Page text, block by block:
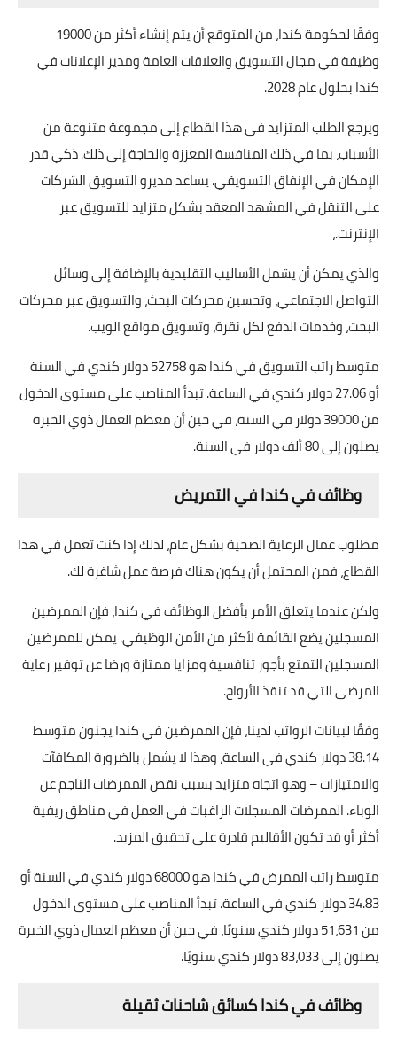
وفقًا لحكومة كندا، من المتوقع أن يتم إنشاء أكثر من 19000
وظيفة في مجال التسويق والعلاقات العامة ومدير الإعلانات في
كندا بحلول عام 2028.
ويرجع الطلب المتزايد في هذا القطاع إلى مجموعة متنوعة من
الأسباب، بما في ذلك المنافسة المعززة والحاجة إلى ذلك. ذكي قدر
الإمكان في الإنفاق التسويقي. يساعد مديرو التسويق الشركات
على التنقل في المشهد المعقد بشكل متزايد للتسويق عبر
الإنترنت.،
والذي يمكن أن يشمل الأساليب التقليدية بالإضافة إلى وسائل
التواصل الاجتماعي، وتحسين محركات البحث، والتسويق عبر محركات
البحث، وخدمات الدفع لكل نقرة، وتسويق مواقع الويب.
متوسط راتب التسويق في كندا هو 52758 دولار كندي في السنة
أو 27.06 دولار كندي في الساعة. تبدأ المناصب على مستوى الدخول
من 39000 دولار في السنة، في حين أن معظم العمال ذوي الخبرة
يصلون إلى 80 ألف دولار في السنة.
وظائف في كندا في التمريض
مطلوب عمال الرعاية الصحية بشكل عام، لذلك إذا كنت تعمل في هذا
القطاع، فمن المحتمل أن يكون هناك فرصة عمل شاغرة لك.
ولكن عندما يتعلق الأمر بأفضل الوظائف في كندا، فإن الممرضين
المسجلين يضع القائمة لأكثر من الأمن الوظيفي. يمكن للممرضين
المسجلين التمتع بأجور تنافسية ومزايا ممتازة ورضا عن توفير رعاية
المرضى التي قد تنقذ الأرواح.
38.14 دولار كندي في الساعة، وهذا لا يشمل بالضرورة المكافآت
والامتيازات – وهو اتجاه متزايد بسبب نقص الممرضات الناجم عن
الوباء. الممرضات المسجلات الراغبات في العمل في مناطق ريفية
أكثر أو قد تكون الأقاليم قادرة على تحقيق المزيد.
متوسط راتب الممرض في كندا هو 68000 دولار كندي في السنة أو
34.83 دولار كندي في الساعة. تبدأ المناصب على مستوى الدخول
من 51،631 دولار كندي سنويًا، في حين أن معظم العمال ذوي الخبرة
يصلون إلى 83،033 دولار كندي سنويًا.
وظائف في كندا كسائق شاحنات ثقيلة